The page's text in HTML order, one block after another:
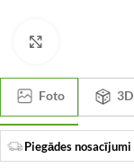
Foto 3D
Piegādes nosacījumi